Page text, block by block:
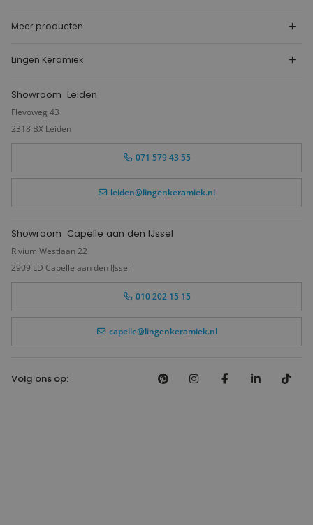
Meer producten
Lingen Keramiek
Showroom Leiden
Flevoweg 43
2318 BX Leiden
071 579 43 55
leiden@lingenkeramiek.nl
Showroom Capelle aan den IJssel
Rivium Westlaan 22
2909 LD Capelle aan den IJssel
010 202 15 15
capelle@lingenkeramiek.nl
Volg ons op: